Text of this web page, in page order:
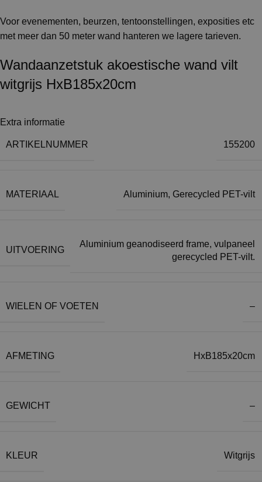
Voor evenementen, beurzen, tentoonstellingen, exposities etc
met meer dan 50 meter wand hanteren we lagere tarieven.
Wandaanzetstuk akoestische wand vilt
witgrijs HxB185x20cm
Extra informatie
ARTIKELNUMMER 155200
MATERIAAL Aluminium, Gerecycled PET-vilt
UITVOERING
Aluminium geanodiseerd frame, vulpaneel
gerecycled PET-vilt.
WIELEN OF VOETEN –
AFMETING HxB185x20cm
GEWICHT –
KLEUR Witgrijs